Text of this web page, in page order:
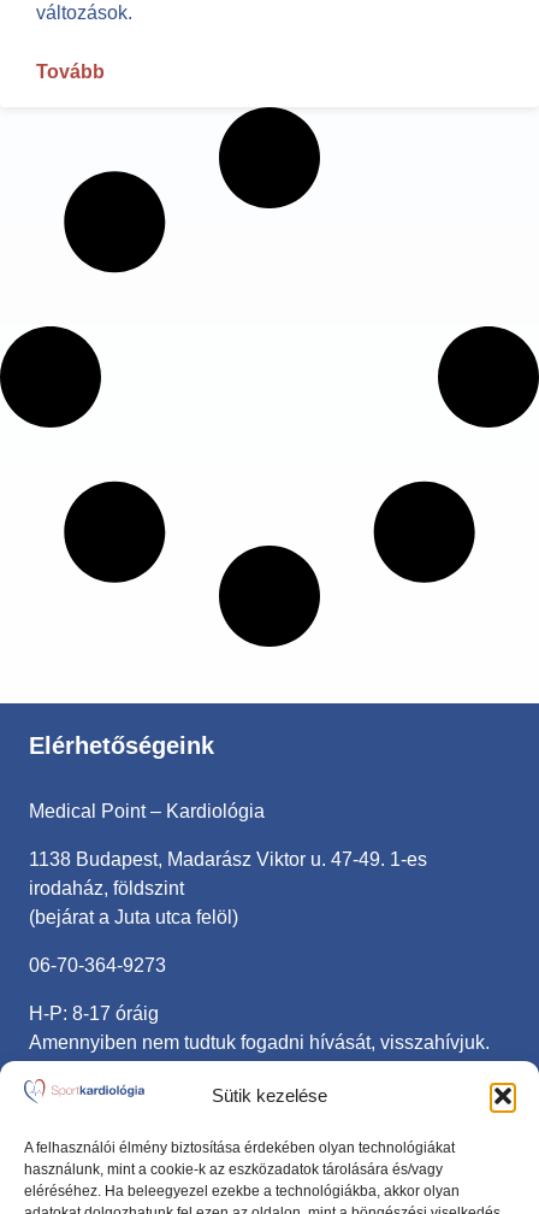
Sütik kezelése
A felhasználói élmény biztosítása érdekében olyan technológiákat
használunk, mint a cookie-k az eszközadatok tárolására és/vagy
eléréséhez. Ha beleegyezel ezekbe a technológiákba, akkor olyan
változások.
Tovább
Elérhetőségeink
Medical Point – Kardiológia
1138 Budapest, Madarász Viktor u. 47-49. 1-es
irodaház, földszint
(bejárat a Juta utca felöl)
06-70-364-9273
H-P: 8-17 óráig
Amennyiben nem tudtuk fogadni hívását, visszahívjuk.
sportkardiologia@gmail.com
Fontos linkek
Adatvédelmi nyilatkozat